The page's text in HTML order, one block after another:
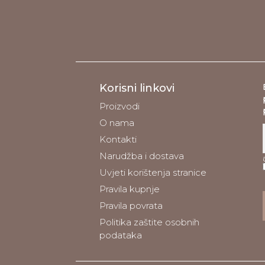
Korisni linkovi
Proizvodi
O nama
Kontakti
Narudžba i dostava
Uvjeti korištenja stranice
Pravila kupnje
Pravila povrata
Politika zaštite osobnih
podataka